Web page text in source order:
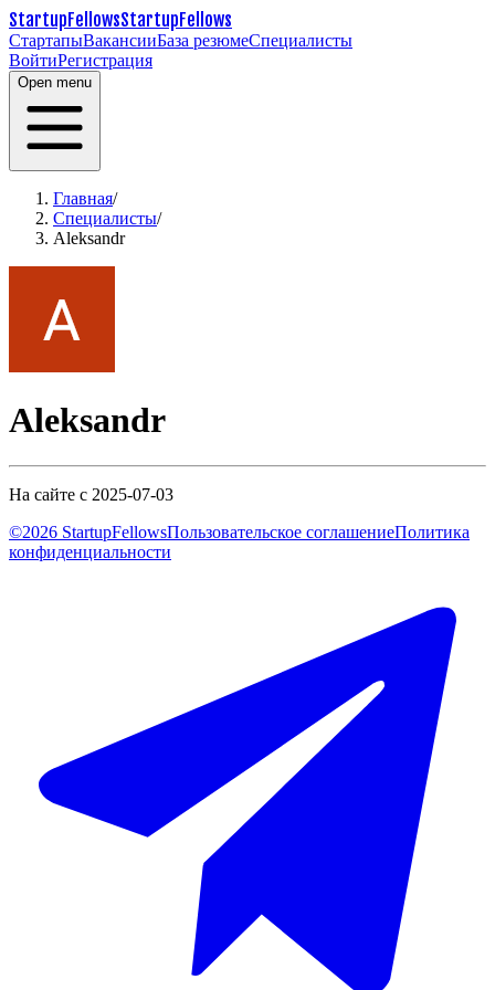
StartupFellowsStartupFellows
СтартапыВакансииБаза резюмеСпециалисты
ВойтиРегистрация
Open menu
Главная/
Специалисты/
Aleksandr
Aleksandr
На сайте с 2025-07-03
©2026 StartupFellowsПользовательское соглашениеПолитика
конфиденциальности